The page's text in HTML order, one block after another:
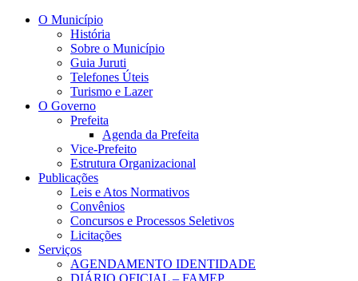
O Município
História
Sobre o Município
Guia Juruti
Telefones Úteis
Turismo e Lazer
O Governo
Prefeita
Agenda da Prefeita
Vice-Prefeito
Estrutura Organizacional
Publicações
Leis e Atos Normativos
Convênios
Concursos e Processos Seletivos
Licitações
Serviços
AGENDAMENTO IDENTIDADE
DIÁRIO OFICIAL – FAMEP